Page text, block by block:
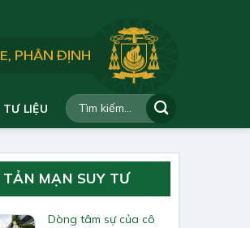
TƯ LIỆU
TẢN MẠN SUY TƯ
Dòng tâm sự của cô